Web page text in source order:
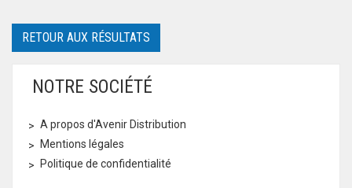
RETOUR AUX RÉSULTATS
NOTRE SOCIÉTÉ
A propos d'Avenir Distribution
Mentions légales
Politique de confidentialité